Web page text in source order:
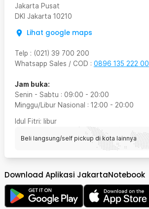
Jakarta Pusat
DKI Jakarta 10210
Lihat google maps
Telp : (021) 39 700 200
Whatsapp Sales / COD : 0896 135 222 00
Jam buka:
Senin - Sabtu : 09:00 - 20:00
Minggu/Libur Nasional : 12:00 - 20:00
Idul Fitri: libur
Beli langsung/self pickup di kota lainnya
Download Aplikasi JakartaNotebook